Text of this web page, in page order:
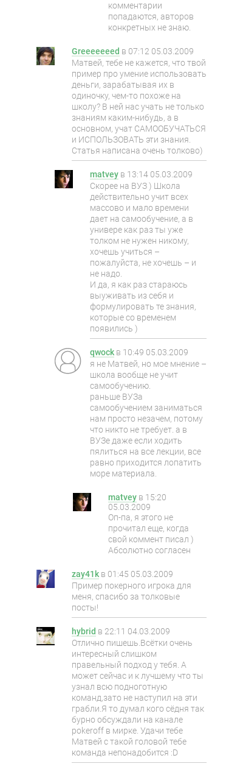
комментарии
попадаются, авторов
конкретных не знаю.
Greeeeeeed в 07:12 05.03.2009
Матвей, тебе не кажется, что твой
пример про умение использовать
деньги, зарабатывая их в
одиночку, чем-то похоже на
школу? В ней нас учать не только
знаниям каким-нибудь, а в
основном, учат САМООБУЧАТЬСЯ
и ИСПОЛЬЗОВАТЬ эти знания.
Статья написана очень толково)
matvey в 13:14 05.03.2009
Скорее на ВУЗ ) Школа
действительно учит всех
массово и мало времени
дает на самообучение, а в
универе как раз ты уже
толком не нужен никому,
хочешь учиться –
пожалуйста, не хочешь – и
не надо.
И да, я как раз стараюсь
выуживать из себя и
формулировать те знания,
которые со временем
появились )
qwock в 10:49 05.03.2009
я не Матвей, но мое мнение –
школа вообще не учит
самообучению.
раньше ВУЗа
самообучением заниматься
нам просто незачем, потому
что никто не требует. а в
ВУЗе даже если ходить
пялиться на все лекции, все
равно приходится лопатить
море материала.
matvey в 15:20
05.03.2009
Оп-па, я этого не
прочитал еще, когда
свой коммент писал )
Абсолютно согласен
zay41k в 01:45 05.03.2009
Пример покерного игрока для
меня, спасибо за толковые
посты!
hybrid в 22:11 04.03.2009
Отлично пишешь.Всётки очень
интересный слишком
правельный подход у тебя. А
может сейчас и к лучшему что ты
узнал всю подноготную
команд,зато не наступил на эти
грабли.Я то думал кого сёдня так
бурно обсуждали на канале
pokeroff в мирке. Удачи тебе
Матвей с такой головой тебе
команда непонадобится :D